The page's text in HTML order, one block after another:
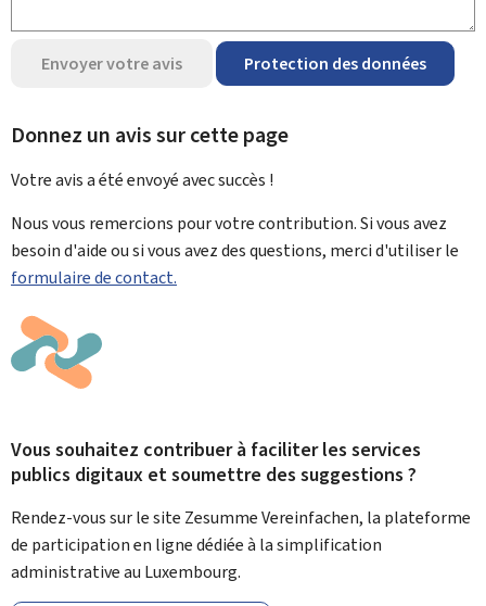
Envoyer votre avis Protection des données
Donnez un avis sur cette page
Votre avis a été envoyé avecsuccès !
Nous vous remercions pour votre contribution. Si vous avez
besoin d'aide ou si vous avez des questions, merci d'utiliser le
formulaire de contact.
Vous souhaitez contribuer à faciliter les services
publics digitaux et soumettre des suggestions ?
Rendez-vous sur le site Zesumme Vereinfachen, la plateforme
de participation en ligne dédiée à la simplification
administrative au Luxembourg.